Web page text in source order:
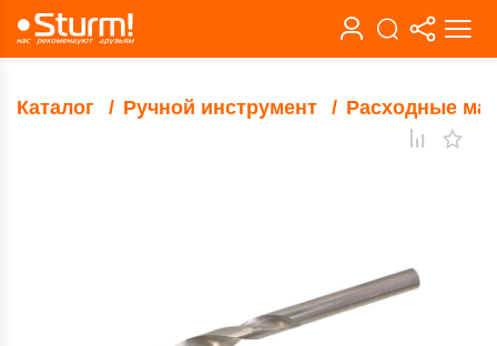
Каталог Ручной инструмент Расходные